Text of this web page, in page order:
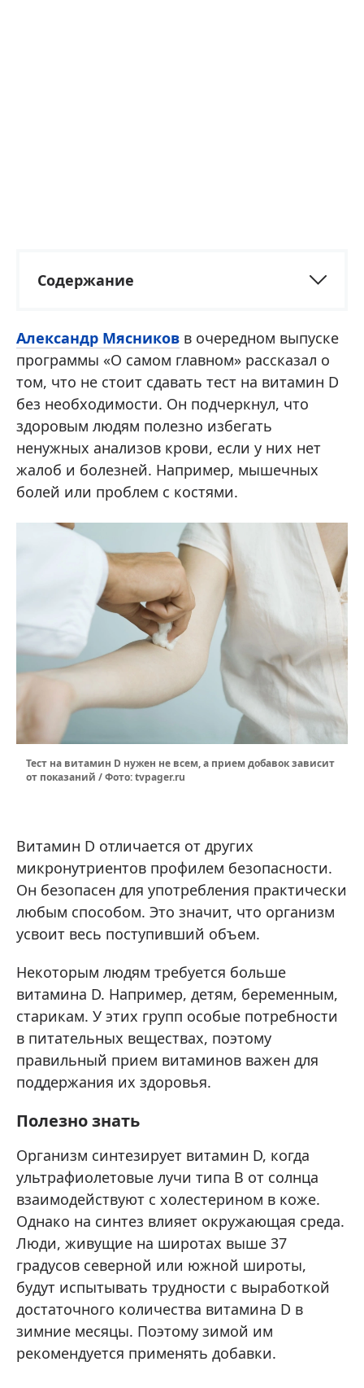
Содержание
Александр Мясников в очередном выпуске
программы «О самом главном» рассказал о
том, что не стоит сдавать тест на витамин D
без необходимости. Он подчеркнул, что
здоровым людям полезно избегать
ненужных анализов крови, если у них нет
жалоб и болезней. Например, мышечных
болей или проблем с костями.
Тест на витамин D нужен не всем, а прием добавок зависит
от показаний / Фото: tvpager.ru
Витамин D отличается от других
микронутриентов профилем безопасности.
Он безопасен для употребления практически
любым способом. Это значит, что организм
усвоит весь поступивший объем.
Некоторым людям требуется больше
витамина D. Например, детям, беременным,
старикам. У этих групп особые потребности
в питательных веществах, поэтому
правильный прием витаминов важен для
поддержания их здоровья.
Полезно знать
Организм синтезирует витамин D, когда
ультрафиолетовые лучи типа B от солнца
взаимодействуют с холестерином в коже.
Однако на синтез влияет окружающая среда.
Люди, живущие на широтах выше 37
градусов северной или южной широты,
будут испытывать трудности с выработкой
достаточного количества витамина D в
зимние месяцы. Поэтому зимой им
рекомендуется применять добавки.